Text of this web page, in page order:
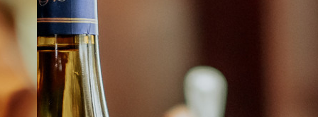
À PROPOS EMPLOIS
TRAITEUR ÉVÉNEMENTIEL NOUS JOINDRE
DONNER VOTRE OPINION